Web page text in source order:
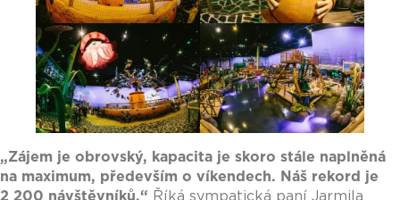
„Zájem je obrovský, kapacita je skoro stále naplněná
na maximum, především o víkendech. Náš rekord je
2 200 návštěvníků.“ Říká sympatická paní Jarmila